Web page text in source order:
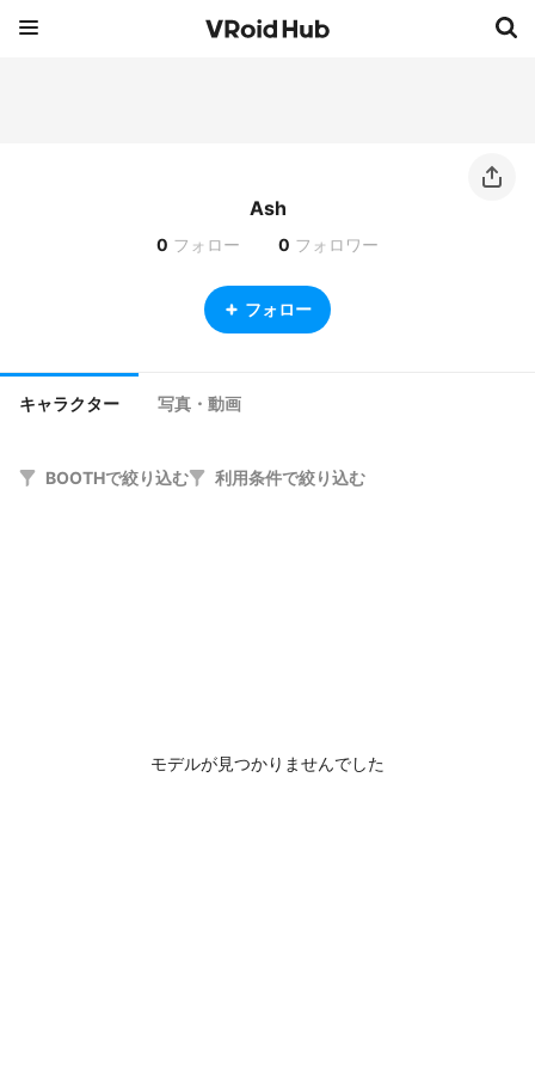
Ash
0 フォロー 0 フォロワー
フォロー
キャラクター 写真・動画
BOOTHで絞り込む 利用条件で絞り込む
モデルが見つかりませんでした